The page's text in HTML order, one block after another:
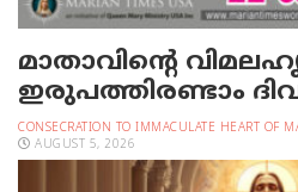
മാതാവിന്റെ
ഇരുപത്തിരണ്ടാം
CONSECRATION TO IMMACULATE HEART OF
AUGUST 5, 2026